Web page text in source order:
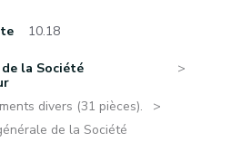
10.18
la Société
divers (31 pièces).
de la Société